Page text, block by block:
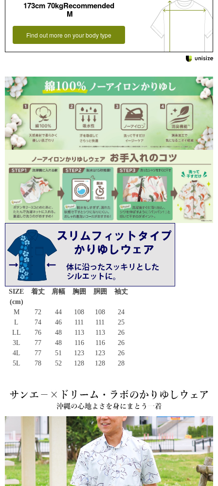
173cm 70kgRecommended
M
Find out more on your body type
SIZE
(cm)
着丈 肩幅 胸囲 胴囲 袖丈
M 72 44 108 108
24
L
74 46 111 111
25
LL
76 48 113 113
26
3L
77 48 116 116
26
4L
77 51 123 123
26
5L
78 52 128 128 28